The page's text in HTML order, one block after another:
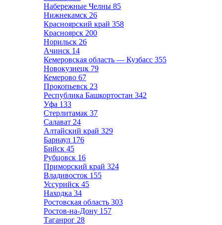
Набережные Челны 85
Нижнекамск 26
Красноярский край 358
Красноярск 200
Норильск 26
Ачинск 14
Кемеровская область — Кузбасс 355
Новокузнецк 79
Кемерово 67
Прокопьевск 23
Республика Башкортостан 342
Уфа 133
Стерлитамак 37
Салават 24
Алтайский край 329
Барнаул 176
Бийск 45
Рубцовск 16
Приморский край 324
Владивосток 155
Уссурийск 45
Находка 34
Ростовская область 303
Ростов-на-Дону 157
Таганрог 28